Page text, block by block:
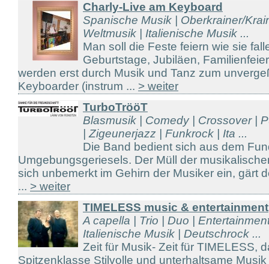
Charly-Live am Keyboard
Spanische Musik | Oberkrainer/
Weltmusik | Italienische Musik ...
Man soll die Feste feiern wie sie
Geburtstage, Jubiläen,
werden erst durch Musik und Tanz zum
Keyboarder (instrum ... > weiter
TurboTrööT
Blasmusik | Comedy | Crossover |
| Zigeunerjazz | Funkrock | Ita ...
Die Band bedient sich aus dem
Umgebungsgeriesels. Der Müll der
sich unbemerkt im Gehirn der Musiker ein, gärt
... > weiter
TIMELESS music & entertainment
A capella | Trio | Duo |
Italienische Musik | Deutschrock ...
Zeit für Musik- Zeit für TIMELESS,
Spitzenklasse Stilvolle und unterhaltsame